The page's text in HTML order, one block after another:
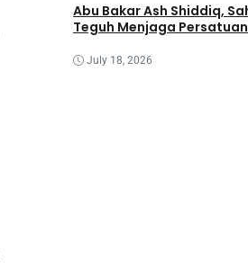
Abu Bakar Ash Shiddiq,
Teguh Menjaga
July 18, 2026